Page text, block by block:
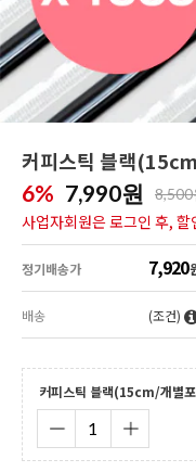
커피스틱 블랙
6% 7,990원 8,500
사업자회원은 로그인 후,
정기배송가 7,920
배송 (조건)
커피스틱 블랙(15cm/개별